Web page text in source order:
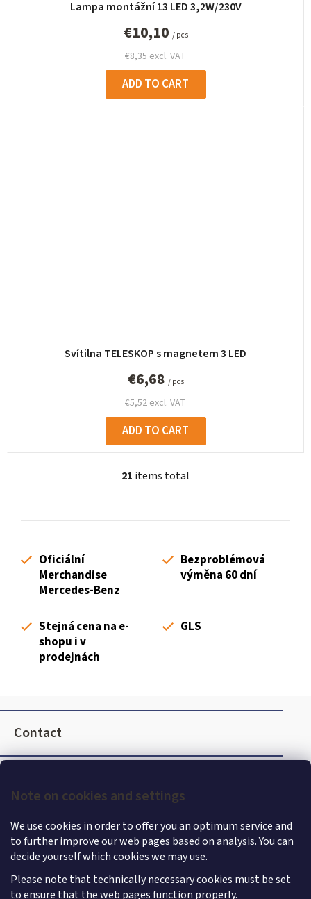
Note on cookies and settings
We use cookies in order to offer you an optimum service and
to further improve our web pages based on analysis. You can
decide yourself which cookies we may use.
Please note that technically necessary cookies must be set
to ensure that the web pages function properly.
Lampa montážní 13 LED 3,2W/230V
€8,35 excl. VAT
€10,10 / pcs
ADD TO CART
Svítilna TELESKOP s magnetem 3 LED
€5,52 excl. VAT
€6,68 / pcs
ADD TO CART
L
s
s
21 items total
Oficiální
Merchandise
Mercedes-Benz
Bezproblémová
výměna 60 dní
Stejná cena na e-
shopu i v
prodejnách
GLS
F
o
t
Contact